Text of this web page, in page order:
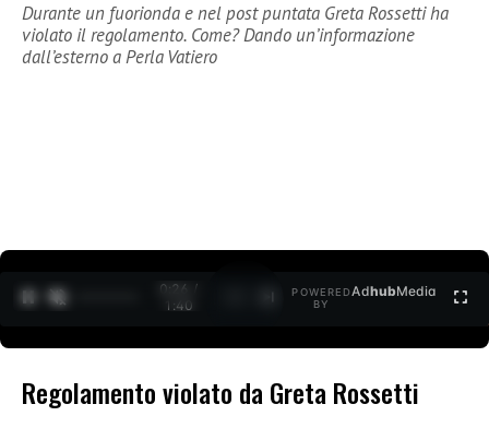
Durante un fuorionda e nel post puntata Greta Rossetti ha
violato il regolamento. Come? Dando un’informazione
dall’esterno a Perla Vatiero
0:28 /
1:40
POWERED
BY
AdhubMedia
Regolamento violato da Greta Rossetti